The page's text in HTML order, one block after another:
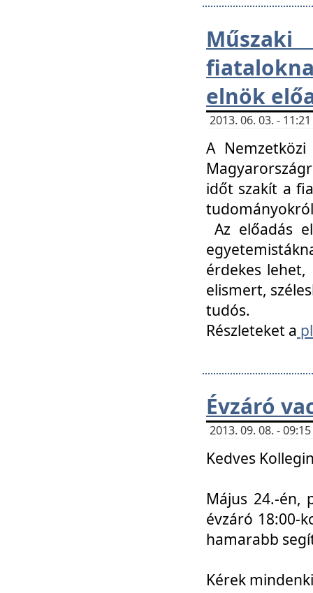
elnök
2013. 06. 03. -
A
időt szakít a
Az előadás
érdekes lehet,
elismert,
tudós.
Részleteket a
Évzáró
2013. 09. 08. -
Kedves
Május 24.-én,
évzáró 18:00-
hamarabb
Kérek